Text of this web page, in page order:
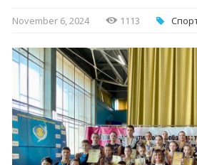
November 6, 2024 1113